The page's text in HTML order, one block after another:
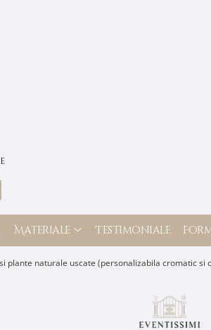
Materiale Testimoniale
plante naturale uscate (personalizabila cromatic si